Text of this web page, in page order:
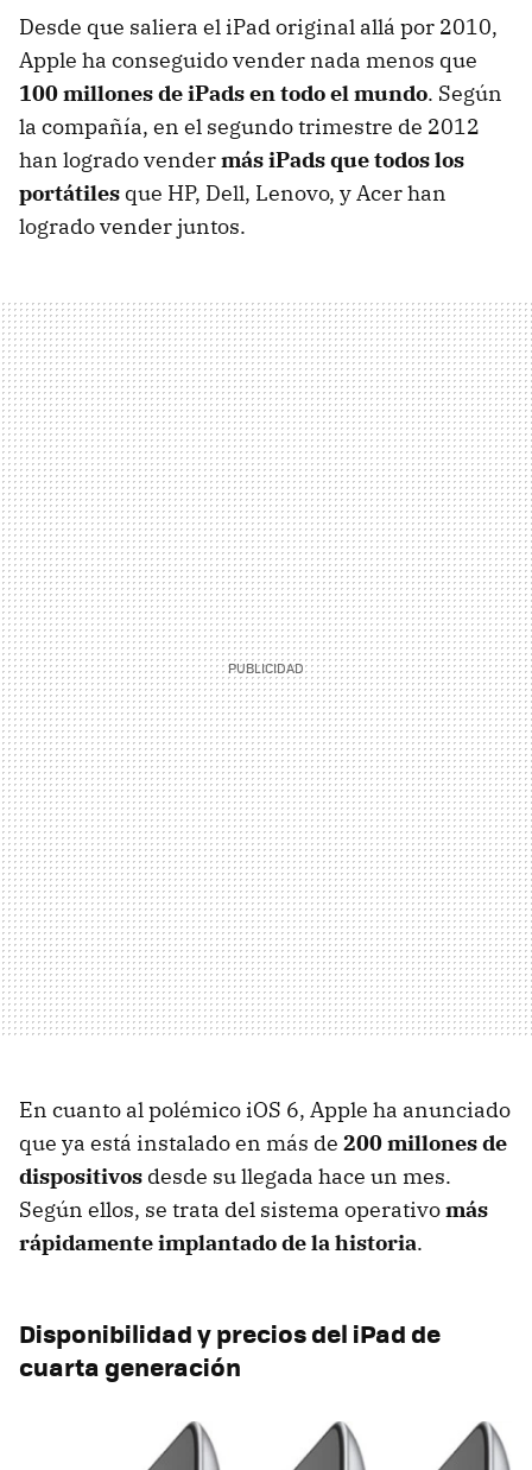
Desde que saliera el iPad original allá por 2010,
Apple ha conseguido vender nada menos que
100 millones de iPads en todo el mundo. Según
la compañía, en el segundo trimestre de 2012
han logrado vendermás iPads que todos los
portátiles que HP, Dell, Lenovo, y Acer han
logrado vender juntos.
En cuanto al polémico iOS 6, Apple ha anunciado
que ya está instalado en más de 200 millones de
dispositivos desde su llegada hace un mes.
Según ellos, se trata del sistema operativomás
rápidamente implantado de la historia.
Disponibilidad y precios del iPad de
cuarta generación